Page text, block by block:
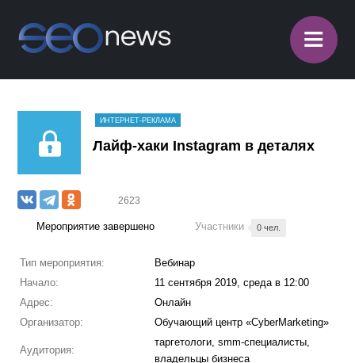
≡
ИНТЕРНЕТ-РЕКЛАМА
Лайф-хаки Instagram в деталях
2623
Мероприятие завершено Участники 0 чел.
Тип мероприятия:
Вебинар
Начало:
11 сентября 2019, среда в 12:00
Адрес:
Онлайн
Организатор:
Обучающий центр «CyberMarketing»
Аудитория:
таргетологи, smm-специалисты,
владельцы бизнеса